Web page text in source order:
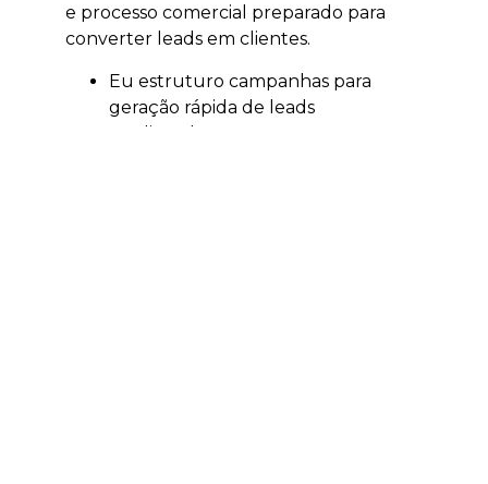
e processo comercial preparado para
converter leads em clientes.
Eu estruturo campanhas para
geração rápida de leads
qualificados.